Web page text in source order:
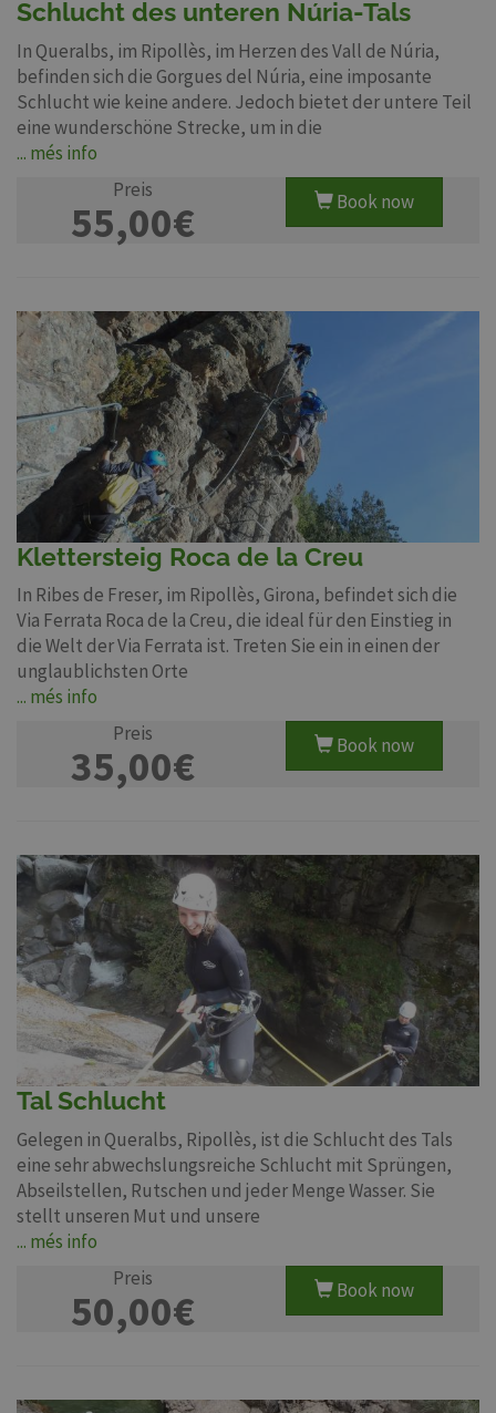
Schlucht des unteren Núria-Tals
In Queralbs, im Ripollès, im Herzen des Vall de Núria,
befinden sich die Gorgues del Núria, eine imposante
Schlucht wie keine andere. Jedoch bietet der untere Teil
eine wunderschöne Strecke, um in die
... més info
Preis
55,00€ Book now
Klettersteig Roca de la Creu
In Ribes de Freser, im Ripollès, Girona, befindet sich die
Via Ferrata Roca de la Creu, die ideal für den Einstieg in
die Welt der Via Ferrata ist. Treten Sie ein in einen der
unglaublichsten Orte
... més info
Preis
35,00€ Book now
Tal Schlucht
Gelegen in Queralbs, Ripollès, ist die Schlucht des Tals
eine sehr abwechslungsreiche Schlucht mit Sprüngen,
Abseilstellen, Rutschen und jeder Menge Wasser. Sie
stellt unseren Mut und unsere
... més info
Preis
50,00€ Book now